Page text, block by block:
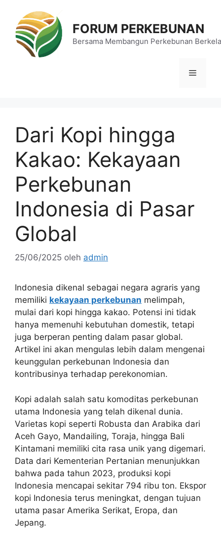
FORUM PERKEBUNAN
Bersama Membangun Perkebunan
Menu
Dari Kopi hingga
Kakao: Kekayaan
Perkebunan
Indonesia di Pasar
Global
25/06/2025 oleh admin
Indonesia dikenal sebagai negara agraris yang
memiliki kekayaan perkebunan melimpah,
mulai dari kopi hingga kakao. Potensi ini tidak
hanya memenuhi kebutuhan domestik, tetapi
juga berperan penting dalam pasar global.
Artikel ini akan mengulas lebih dalam mengenai
keunggulan perkebunan Indonesia dan
kontribusinya terhadap perekonomian.
Kopi adalah salah satu komoditas perkebunan
utama Indonesia yang telah dikenal dunia.
Varietas kopi seperti Robusta dan Arabika dari
Aceh Gayo, Mandailing, Toraja, hingga Bali
Kintamani memiliki cita rasa unik yang digemari.
Data dari Kementerian Pertanian menunjukkan
bahwa pada tahun 2023, produksi kopi
Indonesia mencapai sekitar 794 ribu ton. Ekspor
kopi Indonesia terus meningkat, dengan tujuan
utama pasar Amerika Serikat, Eropa, dan
Jepang.